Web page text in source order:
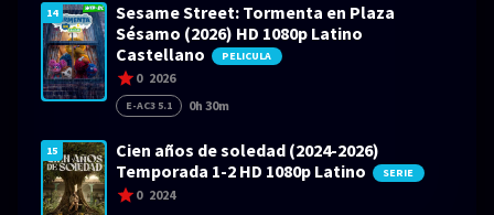
14
Sesame Street: Tormenta en Plaza
Sésamo (2026) HD 1080p Latino
Castellano
PELICULA
0 2026
E-AC3 5.1 0h 30m
15
Cien años de soledad (2024-2026)
Temporada 1-2 HD 1080p Latino
SERIE
0 2024